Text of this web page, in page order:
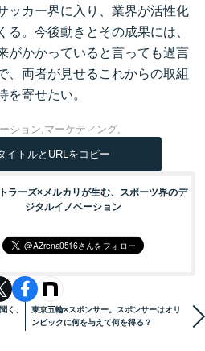
ッカー界に入り、業界が活性化
る。今後動きとその成果には、
がかかっていると言っても過言
、両者が見せるこれからの取組
を寄せたい。
ション マーケティング
イトルとURLをコピー
ラーズ×メルカリが生む、スポーツ界のデ
ジタルイノベーション
く、
東京五輪×スポンサー。スポンサーはオリ
ンピックに何を与えて何を得る？